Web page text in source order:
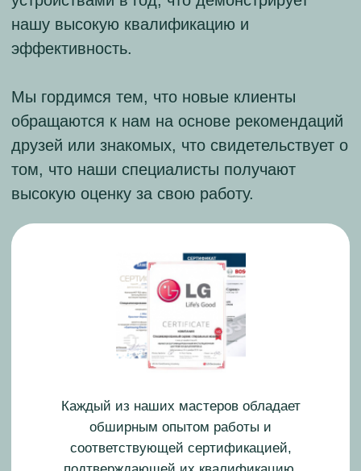
Опыт работы: 11 лет
Даниил Иванов
Старший мастер
Старший мастер
Опыт работы: 12 лет